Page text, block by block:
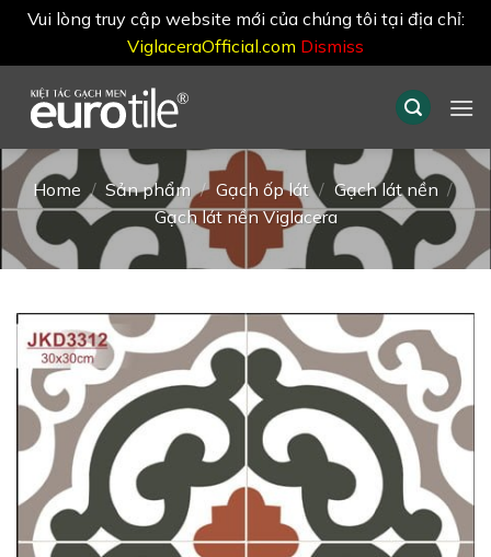
Vui lòng truy cập website mới của chúng tôi tại địa chỉ:
ViglaceraOfficial.com Dismiss
content
Home / Sản phẩm / Gạch ốp lát / Gạch lát nền /
Gạch lát nền Viglacera